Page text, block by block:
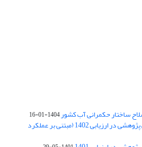
ساختار حکمرانی آب کشور1404-01-16
کسب رتبه الف مجلات علمی پژوهشی در ارزیابی 1402 (مبتنی بر عملکرد